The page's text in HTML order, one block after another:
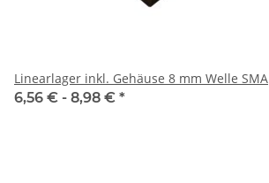
Linearlager inkl. Gehäuse 8 mm Welle SMA
6,56 € - 8,98 € *